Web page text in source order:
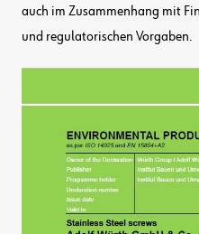
auch im Zusammenhang mit
und regulatorischen Vorgaben.